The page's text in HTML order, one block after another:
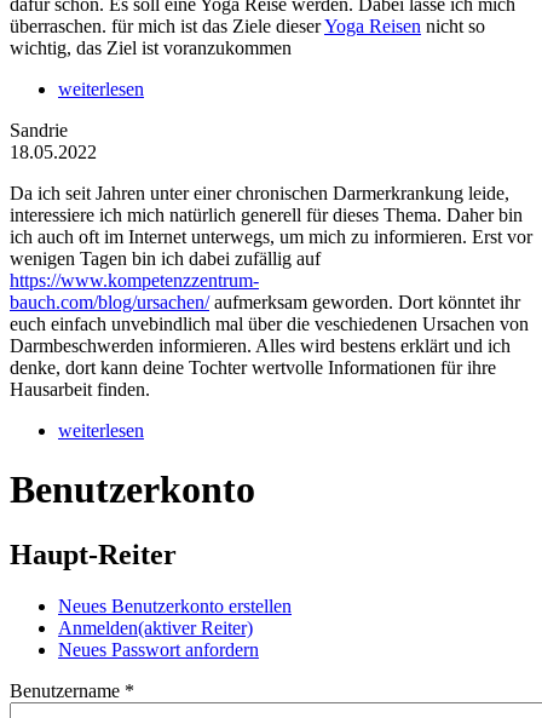
dafür schon. Es soll eine Yoga Reise werden. Dabei lasse ich mich
überraschen. für mich ist das Ziele dieserYoga Reisen nicht so
wichtig, das Ziel ist voranzukommen
weiterlesen
Sandrie
18.05.2022
Da ich seit Jahren unter einer chronischen Darmerkrankung leide,
interessiere ich mich natürlich generell für dieses Thema. Daher bin
ich auch oft im Internet unterwegs, um mich zu informieren. Erst vor
wenigen Tagen bin ich dabei zufällig auf
https://www.kompetenzzentrum-
bauch.com/blog/ursachen/aufmerksam geworden. Dort könntet ihr
euch einfach unvebindlich mal über die veschiedenen Ursachen von
Darmbeschwerden informieren. Alles wird bestens erklärt und ich
denke, dort kann deine Tochter wertvolle Informationen für ihre
Hausarbeit finden.
weiterlesen
Benutzerkonto
Haupt-Reiter
Neues Benutzerkonto erstellen
Anmelden(aktiver Reiter)
Neues Passwort anfordern
Benutzername *